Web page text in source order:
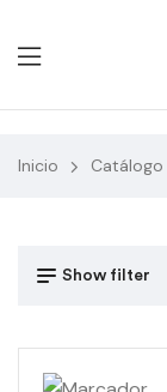
Inicio Catálogo
Show filter